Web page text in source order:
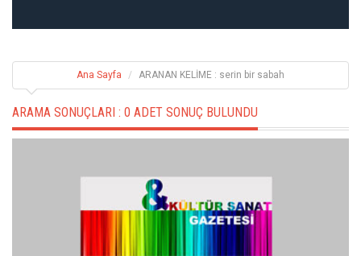
Ana Sayfa ARANAN KELİME : serin bir sabah
ARAMA SONUÇLARI : 0 ADET SONUÇ BULUNDU